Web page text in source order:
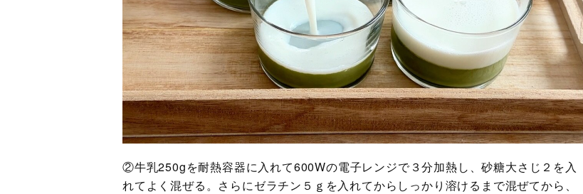
②牛乳250gを耐熱容器に入れて600Wの電子レンジで３分加熱し、砂糖大さじ２を入
れてよく混ぜる。さらにゼラチン５ｇを入れてからしっかり溶けるまで混ぜてから、